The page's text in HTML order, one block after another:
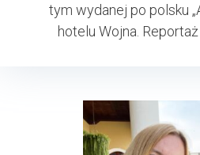
tym wydanej po polsku
hotelu Wojna. Reportaż